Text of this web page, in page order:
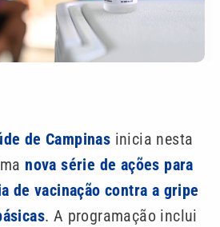
de Campinas inicia nesta
nova série de ações para
de vacinação contra a gripe
. A programação inclui